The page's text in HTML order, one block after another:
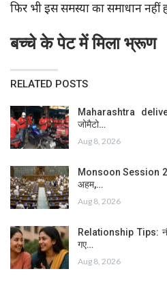
फिर भी इस समस्या का समाधान नहीं
बच्चे के पेट में मिला भ्रूण
RELATED POSTS
Maharashtra
जोमैटो…
Aug 8, 2026
Monsoon Session
अहम,…
Aug 8, 2026
Relationship Tips:
गए…
Aug 8, 2026